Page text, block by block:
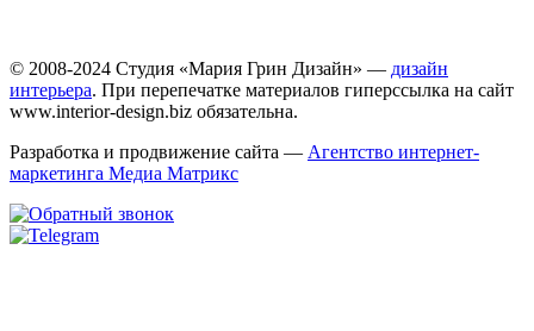
© 2008-2024 Студия «Мария Грин Дизайн» — дизайн
интерьера. При перепечатке материалов гиперссылка на сайт
www.interior-design.biz обязательна.
Разработка и продвижение сайта — Агентство интернет-
маркетинга Медиа Матрикс